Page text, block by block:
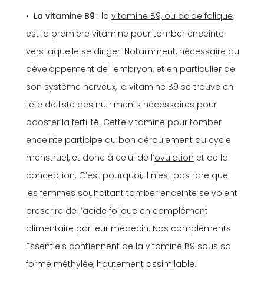
La vitamine B9 : la vitamine B9, ou acide folique,
est la première vitamine pour tomber enceinte
vers laquelle se diriger. Notamment, nécessaire au
développement de l’embryon, et en particulier de
son système nerveux, la vitamine B9 se trouve en
tête de liste des nutriments nécessaires pour
booster la fertilité. Cette vitamine pour tomber
enceinte participe au bon déroulement du cycle
menstruel, et donc à celui de l’ovulation et de la
conception. C’est pourquoi, il n’est pas rare que
les femmes souhaitant tomber enceinte se voient
prescrire de l’acide folique en complément
alimentaire par leur médecin. Nos compléments
Essentiels contiennent de la vitamine B9 sous sa
forme méthylée, hautement assimilable.